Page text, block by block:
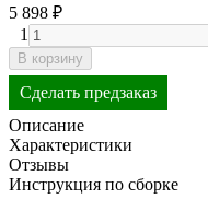
5 898 ₽
1
В корзину
Сделать предзаказ
Описание
Характеристики
Отзывы
Инструкция по сборке